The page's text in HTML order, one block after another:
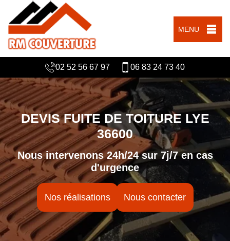
MENU
02 52 56 67 97 06 83 24 73 40
DEVIS FUITE DE TOITURE LYE
36600
Nous intervenons 24h/24 sur 7j/7 en cas
d'urgence
Nos réalisations Nous contacter